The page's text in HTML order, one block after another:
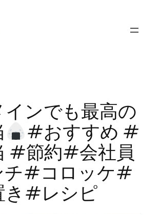
インでも最高の
#おすすめ #
#節約#会社員
#コロッケ#
き#レシピ